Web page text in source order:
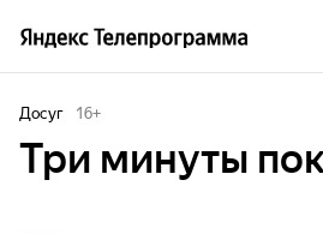
Досуг 16+
Три минуты